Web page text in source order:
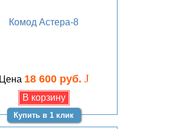
Комод Астера-8
Цена 18 600 руб. J
Купить в 1 клик